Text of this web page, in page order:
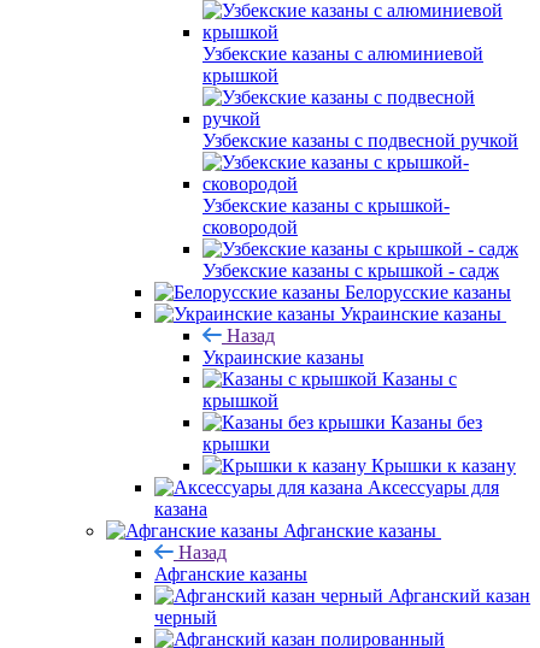
Узбекские казаны с алюминиевой
крышкой
Узбекские казаны с подвесной ручкой
Узбекские казаны с крышкой-
сковородой
Узбекские казаны с крышкой - садж
Белорусские казаны
Украинские казаны
Назад
Украинские казаны
Казаны с
крышкой
Казаны без
крышки
Крышки к казану
Аксессуары для
казана
Афганские казаны
Назад
Афганские казаны
Афганский казан
черный